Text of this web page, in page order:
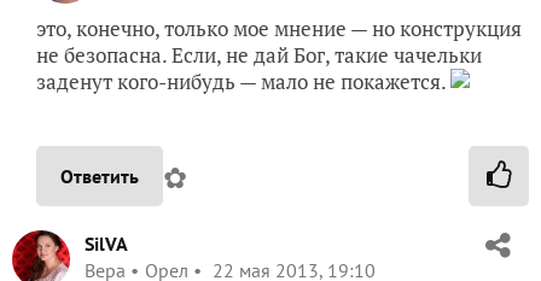
это, конечно, только мое мнение — но конструкция
не безопасна. Если, не дай Бог, такие чачельки
заденут кого-нибудь — мало не покажется.
Ответить ✿
SilVA
Вера
Орел 22 мая 2013, 19:10